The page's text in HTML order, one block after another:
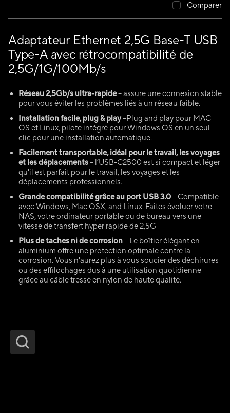
Adaptateur Ethernet 2,5G Base-T USB
Type-A avec rétrocompatibilité de
2,5G/1G/100Mb/s
Réseau 2,5Gb/s ultra-rapide– assure une connexion stable
pour vous éviter les problèmes liés à un réseau faible.
Installation facile, plug & play–Plug and play pour MAC
OS et Linux, pilote intégré pour Windows OS en un seul
clic pour une installation automatique.
Facilement transportable, idéal pour le travail, les voyages
et les déplacements– l’USB-C2500 est si compact et léger
qu'il est parfait pour le travail, les voyages et les
déplacements professionnels.
Grande compatibilité grâce au port USB 3.0– Compatible
avec Windows, Mac OSX, and Linux. Faites évoluer votre
NAS, votre ordinateur portable ou de bureau vers une
vitesse de transfert hyper rapide de 2,5G
Plus de taches ni de corrosion– Le boîtier élégant en
aluminium offre une protection optimale contre la
corrosion. Vous n'aurez plus à vous soucier des déchirures
ou des effilochages dus à une utilisation quotidienne
grâce au câble tressé en nylon de haute qualité.
Comparer